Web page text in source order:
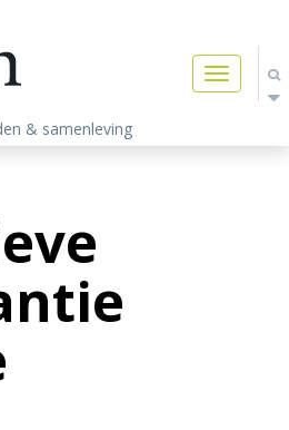
Toggle
navigation
& samenleving